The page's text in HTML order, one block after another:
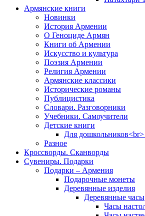
Армянские книги
Новинки
История Армении
О Геноциде Армян
Книги об Армении
Иcкусство и культура
Поэзия Армении
Религия Армении
Армянские классики
Исторические романы
Публицистика
Словари. Разговорники
Учебники. Самоучители
Детские книги
Для
Разное
Кроссворды. Сканворды
Сувениры. Подарки
Подарки – Армения
Подарочные монеты
Деревянные изделия
Деревянные часы
Часы